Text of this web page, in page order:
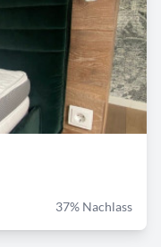
37% Nachlass